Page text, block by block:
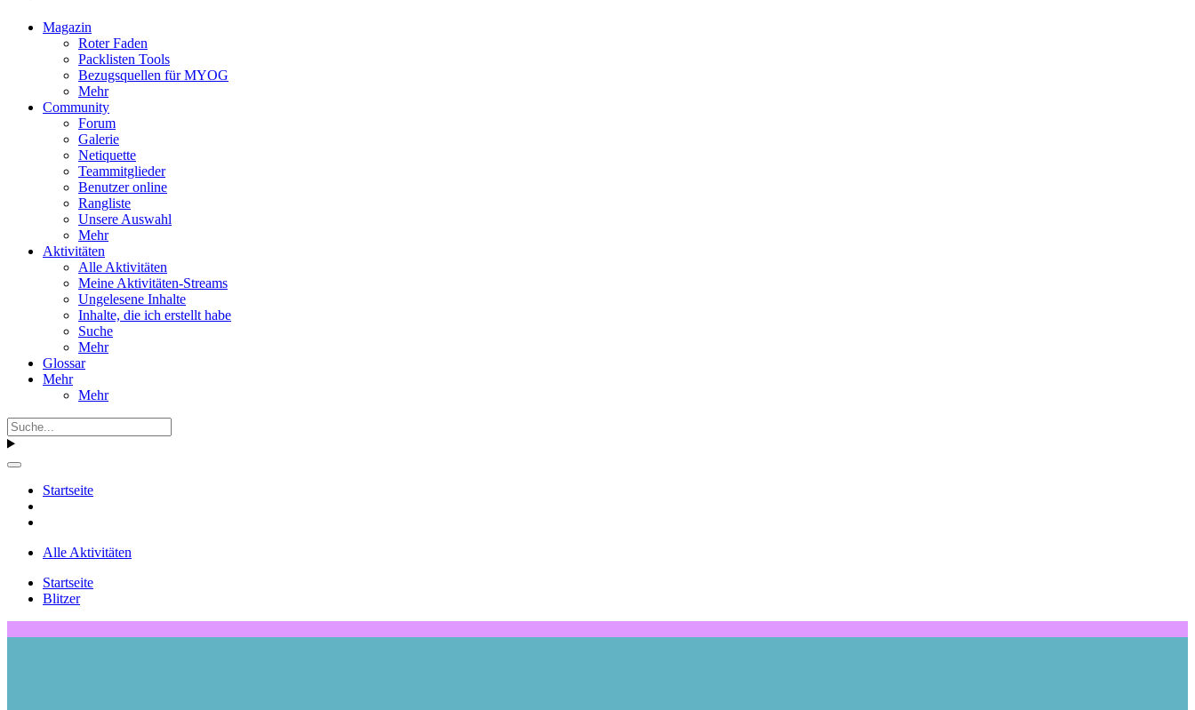
Magazin
Roter Faden
Packlisten Tools
Bezugsquellen für MYOG
Mehr
Community
Forum
Galerie
Netiquette
Teammitglieder
Benutzer online
Rangliste
Unsere Auswahl
Mehr
Aktivitäten
Alle Aktivitäten
Meine Aktivitäten-Streams
Ungelesene Inhalte
Inhalte, die ich erstellt habe
Suche
Mehr
Glossar
Mehr
Mehr
Startseite
Alle Aktivitäten
Startseite
Blitzer